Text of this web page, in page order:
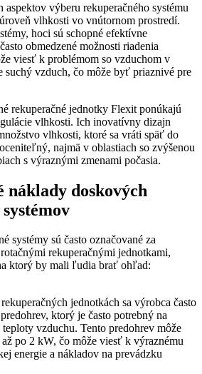
aspektov výberu rekuperačného systému
vlhkosti vo vnútornom prostredí.
hoci sú schopné efektívne
obmedzené možnosti riadenia
viesť k problémom so vzduchom v
suchý vzduch, čo môže byť priaznivé pre
rekuperačné jednotky Flexit ponúkajú
vlhkosti. Ich inovatívny dizajn
vlhkosti, ktoré sa vráti späť do
najmä v oblastiach so zvýšenou
s výraznými zmenami počasia.
náklady doskových
systémy sú často označované za
rekuperačnými jednotkami,
ktorý by mali ľudia brať ohľad:
jednotkách sa výrobca často
ktorý je často potrebný na
vzduchu. Tento predohrev môže
po 2 kW, čo môže viesť k výraznému
energie a nákladov na prevádzku